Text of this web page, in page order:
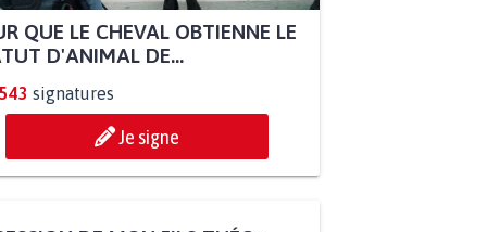
QUE LE CHEVAL OBTIENNE LE
D'ANIMAL DE...
signatures
Je signe